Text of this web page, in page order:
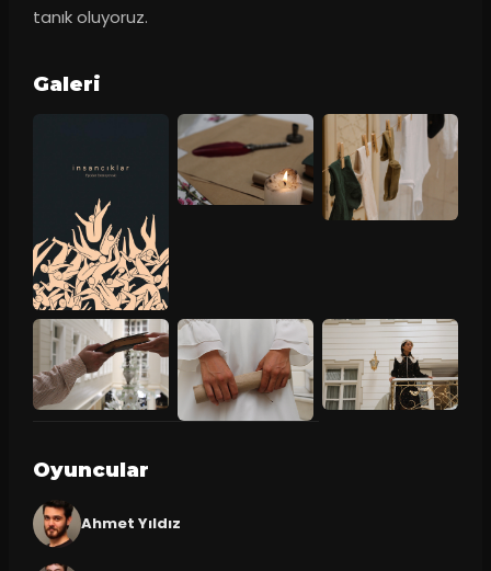
tanık oluyoruz.
Galeri
Oyuncular
Ahmet Yıldız